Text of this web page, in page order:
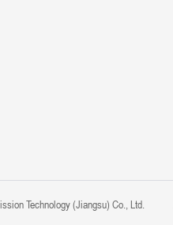
Technology (Jiangsu) Co., Ltd.